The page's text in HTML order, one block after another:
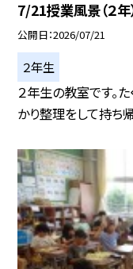
7/21授業風景（２年
公開日 2026/07/21
２年生
２年生の教室です。
かり整理をして持ち